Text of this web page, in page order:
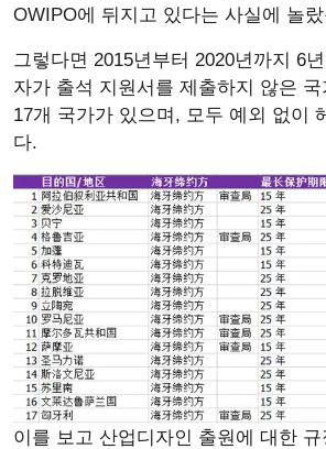
OWIPO에 뒤지고 있다는 사실에 놀
그렇다면 2015년부터 2020년까지 6
자가 출석 지원서를 제출하지 않은
17개 국가가 있으며, 모두 예외 없이
다.
이를 보고 산업디자인 출원에 대한